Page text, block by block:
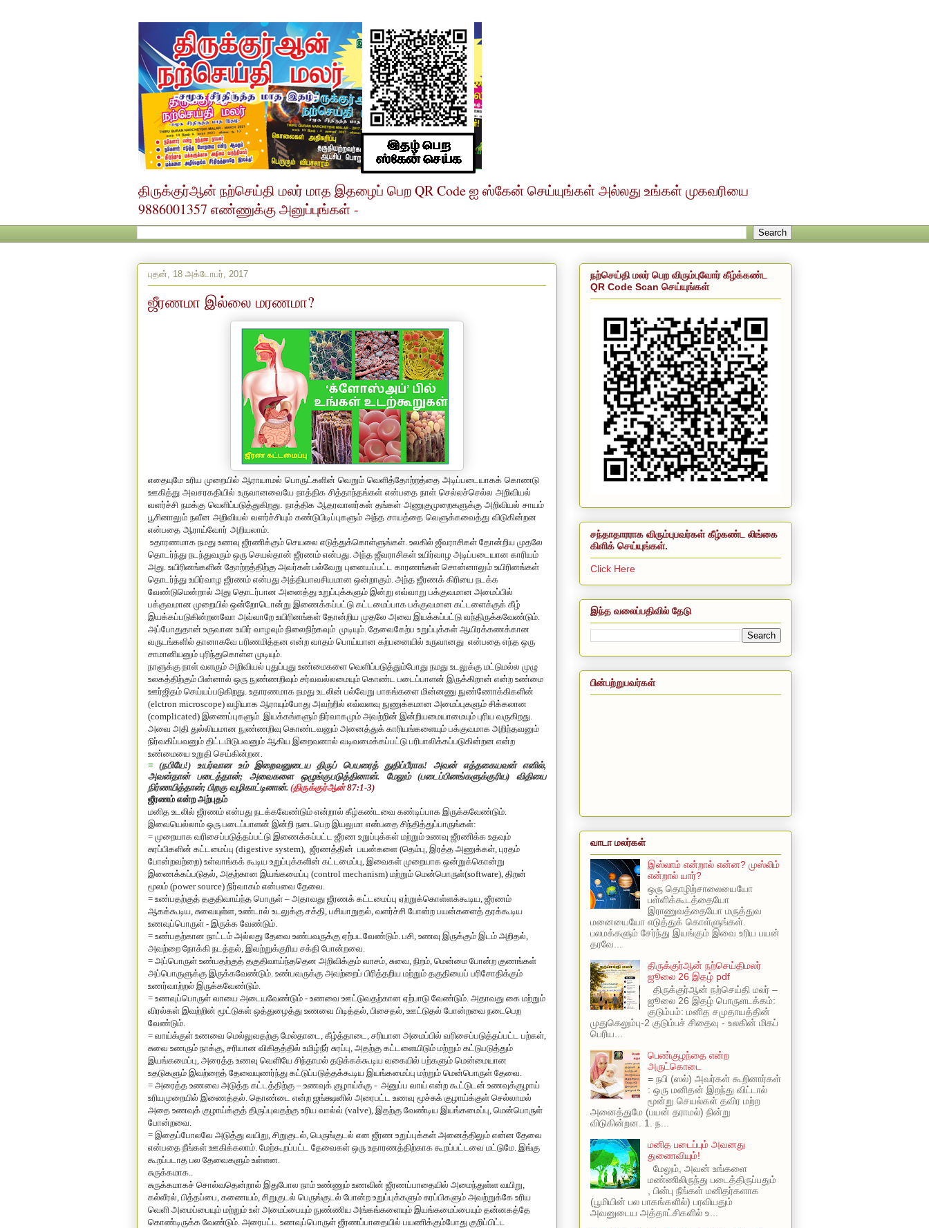
திருக்குர்ஆன் நற்செய்தி மலர் மாத இதழைப் பெற QR Code ஐ ஸ்கேன் செய்யுங்கள் அல்லது உங்கள் முகவரியை
9886001357 எண்ணுக்கு அனுப்புங்கள் -
புதன், 18 அக்டோபர், 2017
ஜீரணமா இல்லை மரணமா?
எதையுமே உரிய முறையில் ஆராயாமல் பொருட்களின் வெறும் வெளித்தோற்றத்தை அடிப்படையாகக் கொணடு
ஊகித்து அவசரகதியில் உருவானவையே நாத்திக சித்தாந்தங்கள் என்பதை நாள் செல்லச்செல்ல அறிவியல்
வளர்ச்சி நமக்கு வெளிப்படுத்துகிறது. நாத்திக ஆதரவாளர்கள் தங்கள் அணுகுமுறைகளுக்கு அறிவியல் சாயம்
பூசினாலும் நவீன அறிவியல் வளர்ச்சியும் கண்டுபிடிப்புகளும் அந்த சாயத்தை வெளுக்கவைத்து விடுகின்றன
என்பதை ஆராய்வோர் அறியலாம்.
உதாரணமாக நமது உணவு ஜீரணிக்கும் செயலை எடுத்துக்கொள்ளுங்கள். உலகில் ஜீவராசிகள் தோன்றிய முதலே
தொடர்ந்து நடந்துவரும் ஒரு செயல்தான் ஜீரணம் என்பது. அந்த ஜீவராசிகள் உயிர்வாழ அடிப்படையான காரியம்
அது. உயிரினங்களின் தோற்றத்திற்கு அவர்கள் பல்வேறு புனையப்பட்ட காரணங்கள் சொன்னாலும் உயிரினங்கள்
தொடர்ந்து உயிர்வாழ ஜீரணம் என்பது அத்தியாவசியமான ஒன்றாகும். அந்த ஜீரணக் கிரியை நடக்க
வேண்டுமென்றால் அது தொடர்பான அனைத்து உறுப்புக்களும் இன்று எவ்வாறு பக்குவமான அமைப்பில்
பக்குவமான முறையில் ஒன்றோடொன்று இணைக்கப்பட்டு கட்டமைப்பாக பக்குவமான கட்டளைக்குக் கீழ்
இயக்கப்படுகின்றனவோ அவ்வாறே உயிரினங்கள் தோன்றிய முதலே அவை இயக்கப்பட்டு வந்திருக்கவேண்டும்.
அப்போதுதான் உருவான உயிர் வாழவும் நிலைநிற்கவும் முடியும். தேவைகேற்ப உறுப்புக்கள் ஆயிரக்கணக்கான
வருடங்களில் தானாகவே பரிணமித்தன என்ற வாதம் பொய்யான கற்பனையில் உருவானது என்பதை எந்த ஒரு
சாமானியனும் புரிந்துகொள்ள முடியும்.
நாளுக்கு நாள் வளரும் அறிவியல் புதுப்புது உண்மைகளை வெளிப்படுத்தும்போது நமது உடலுக்கு மட்டுமல்ல முழு
உலகத்திற்கும் பின்னால் ஒரு நுண்ணறிவும் சர்வவல்லமையும் கொண்ட படைப்பாளன் இருக்கிறான் என்ற உண்மை
ஊர்ஜிதம் செய்யப்படுகிறது. உதாரணமாக நமது உடலின் பல்வேறு பாகங்களை மின்னணு நுண்ணோக்கிகளின்
(elctron microscope) வழியாக ஆராயும்போது அவற்றில் எவ்வளவு நுணுக்கமான அமைப்புகளும் சிக்கலான
(complicated) இணைப்புகளும் இயக்கங்களும் நிர்வாகமும் அவற்றின் இன்றியமையாமையும் புரிய வருகிறது.
அவை அதி துல்லியமான நுண்ணறிவு கொண்டவனும் அனைத்துக் காரியங்களையும் பக்குவமாக அறிந்தவனும்
நிர்வகிப்பவனும் திட்டமிடுபவனும் ஆகிய இறைவனால் வடிவமைக்கப்பட்டு பரிபாலிக்கப்படுகின்றன என்ற
உண்மையை உறுதி செய்கின்றன.
= (நபியே!) உயர்வான உம் இறைவனுடைய திருப் பெயரைத் துதிப்பீராக! அவன் எத்தகையவன் எனில்,
அவன்தான் படைத்தான்; அவைகளை ஒழுங்குபடுத்தினான். மேலும் (படைப்பினங்களுக்குரிய) விதியை
நிர்ணயித்தான்; பிறகு வழிகாட்டினான். (திருக்குர்ஆன்87:1-3)
ஜீரணம் என்ற அற்புதம்
மனித உடலில் ஜீரணம் என்பது நடக்கவேண்டும் என்றால் கீழ்கண்டவை கண்டிப்பாக இருக்கவேண்டும்.
இவையெல்லாம் ஒரு படைப்பாளன் இன்றி நடைபெற இயலுமா என்பதை சிந்தித்துப்பாருங்கள்:
= முறையாக வரிசைப்படுத்தப்பட்டு இணைக்கப்பட்ட ஜீரண உறுப்புக்கள் மற்றும் உணவு ஜீரணிக்க உதவும்
சுரப்பிகளின் கட்டமைப்பு (digestive system), ஜீரணத்தின் பயன்களை (தெம்பு, இரத்த அணுக்கள், புரதம்
போன்றவற்றை) உள்வாங்கக் கூடிய உறுப்புக்களின் கட்டமைப்பு, இவைகள் முறையாக ஒன்றுக்கொன்று
இணைக்கப்படுதல், அதற்கான இயங்கமைப்பு (control mechanism) மற்றும் மென்பொருள்(software), திறன்
மூலம் (power source) நிர்வாகம் என்பவை தேவை.
= உண்பதற்குத் தகுதிவாய்ந்த பொருள் – அதாவது ஜீரணக் கட்டமைப்பு ஏற்றுக்கொள்ளக்கூடிய, ஜீரணம்
ஆகக்கூடிய, சுவையுள்ள, உண்டால் உடலுக்கு சக்தி, பசியாறுதல், வளர்ச்சி போன்ற பயன்களைத் தரக்கூடிய
உணவுப்பொருள் - இருக்க வேண்டும்.
= உண்பதற்கான நாட்டம் அல்லது தேவை உண்பவருக்கு ஏற்படவேண்டும். பசி, உணவு இருக்கும் இடம் அறிதல்,
அவற்றை நோக்கி நடத்தல், இவற்றுக்குரிய சக்தி போன்றவை.
= அப்பொருள் உண்பதற்குத் தகுதிவாய்ந்ததென அறிவிக்கும் வாசம், சுவை, நிறம், மென்மை போன்ற குணங்கள்
அப்பொருளுக்கு இருக்கவேண்டும். உண்பவருக்கு அவற்றைப் பிரித்தறிய மற்றும் தகுதியைப் பரிசோதிக்கும்
உணர்வாற்றல் இருக்கவேண்டும்.
= உணவுப்பொருள் வாயை அடையவேண்டும் - உணவை ஊட்டுவதற்கான ஏற்பாடு வேண்டும். அதாவது கை மற்றும்
விரல்கள் இவற்றின் மூட்டுகள் ஒத்துழைத்து உணவை பிடித்தல், பிசைதல், ஊட்டுதல் போன்றவை நடைபெற
வேண்டும்.
= வாய்க்குள் உணவை மெல்லுவதற்கு மேல்தாடை, கீழ்த்தாடை, சரியான அமைப்பில் வரிசைப்படுத்தப்பட்ட பற்கள்,
சுவை உணரும் நாக்கு, சரியான விகிதத்தில் உமிழ்நீர் சுரப்பு, அதற்கு கட்டளையிடும் மற்றும் கட்டுபடுத்தும்
இயங்கமைப்பு, அரைத்த உணவு வெளியே சிந்தாமல் தடுக்கக்கூடிய வகையில் பற்களும் மென்மையான
உதடுகளும் இவற்றைத் தேவையுணர்ந்து கட்டுப்படுத்தக்கூடிய இயங்கமைப்பு மற்றும் மென்பொருள் தேவை.
= அரைத்த உணவை அடுத்த கட்டத்திற்கு – உணவுக் குழாய்க்கு - அனுப்ப வாய் என்ற கூட்டுடன் உணவுக்குழாய்
உரியமுறையில் இணைத்தல். தொண்டை என்ற ஜங்க்ஷனில் அரைபட்ட உணவு மூச்சுக் குழாய்க்குள் செல்லாமல்
அதை உணவுக் குழாய்க்குத் திருப்புவதற்கு உரிய வால்வ் (valve), இதற்கு வேண்டிய இயங்கமைப்பு, மென்பொருள்
போன்றவை.
= இதைப்போலவே அடுத்து வயிறு, சிறுகுடல், பெருங்குடல் என ஜீரண உறுப்புக்கள் அனைத்திலும் என்ன தேவை
என்பதை நீங்கள் ஊகிக்கலாம். மேற்கூறப்பட்ட தேவைகள் ஒரு உதாரணத்திற்காக கூறப்பட்டவை மட்டுமே. இங்கு
கூறப்படாத பல தேவைகளும் உள்ளன.
சுருக்கமாக..
சுருக்கமாகச் சொல்வதென்றால் இதுபோல நாம் உண்ணும் உணவின் ஜீரணப்பாதையில் அமைந்துள்ள வயிறு,
கல்லீரல், பித்தப்பை, கணையம், சிறுகுடல் பெருங்குடல் போன்ற உறுப்புக்களும் சுரப்பிகளும் அவற்றுக்கே உரிய
வெளி அமைப்பையும் மற்றும் உள் அமைப்பையும் நுண்ணிய அங்கங்களையும் இயங்கமைப்பையும் தன்னகத்தே
கொண்டிருக்க வேண்டும். அரைபட்ட உணவுப்பொருள் ஜீரணப்பாதையில் பயணிக்கும்போது குறிப்பிட்ட
நற்செய்தி மலர் பெற விரும்புவோர் கீழ்க்கண்ட
QR Code Scan செய்யுங்கள்
சந்தாதாரராக விரும்புபவர்கள் கீழ்கண்ட லிங்கை
கிளிக் செய்யுங்கள்.
Click Here
இந்த வலைப்பதிவில் தேடு
பின்பற்றுபவர்கள்
வாடா மலர்கள்
இஸ்லாம் என்றால் என்ன? முஸ்லிம்
என்றால் யார்?
ஒரு தொழிற்சாலையையோ
பள்ளிக்கூடத்தையோ
இராணுவத்தையோ மருத்துவ
மனையையோ எடுத்துக் கொள்ளுங்கள்.
பலமக்களும் சேர்ந்து இயங்கும் இவை உரிய பயன்
தரவே...
திருக்குர்ஆன் நற்செய்திமலர்
ஜூலை 26 இதழ் pdf
திருக்குர்ஆன் நற்செய்தி மலர் –
ஜூலை 26 இதழ் பொருளடக்கம்:
குடும்பம்: மனித சமுதாயத்தின்
முதுகெலும்பு-2 குடும்பச் சிதைவு - உலகின் மிகப்
பெரிய...
பெண்குழந்தை என்ற
அருட்கொடை
= நபி (ஸல்) அவர்கள் கூறினார்கள்
: ஒரு மனிதன் இறந்து விட்டால்
மூன்று செயல்கள் தவிர மற்ற
அனைத்துமே (பயன் தராமல்) நின்று
விடுகின்றன. 1. ந...
மனித படைப்பும் அவனது
துணைவியும்!
மேலும், அவன் உங்களை
மண்ணிலிருந்து படைத்திருப்பதும்
, பின்பு நீங்கள் மனிதர்களாக
(பூமியின் பல பாகங்களில்) பரவியதும்
அவனுடைய அத்தாட்சிகளில் உ...